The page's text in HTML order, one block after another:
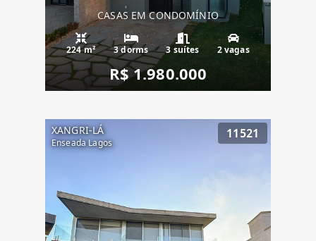
CASAS EM CONDOMÍNIO
224 m² 3 dorms 3 suítes 2 vagas
R$ 1.980.000
XANGRI-LÁ
Enseada Lagos
11521